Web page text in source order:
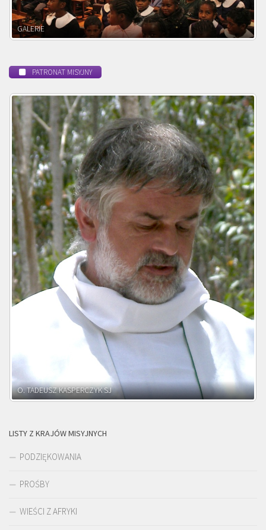
POWOŁANIE MISYJNE
PATRONAT MISYJNY
O. ADNRZEJ LEŚNIARA SJ
LISTY Z KRAJÓW MISYJNYCH
PODZIĘKOWANIA
PROŚBY
WIEŚCI Z AFRYKI